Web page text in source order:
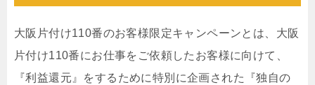
大阪片付け110番のお客様限定キャンペーンとは、大阪
片付け110番にお仕事をご依頼したお客様に向けて、
『利益還元』をするために特別に企画された『独自の